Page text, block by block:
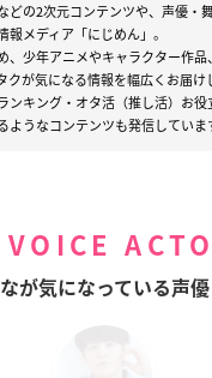
どの2次元コンテンツや、声優・
メディア「にじめん」。
、少年アニメやキャラクター作
クが気になる情報を幅広くお届け
ンキング・オタ活（推し活）お役
ようなコンテンツも発信していま
VOICE
が気になっている声